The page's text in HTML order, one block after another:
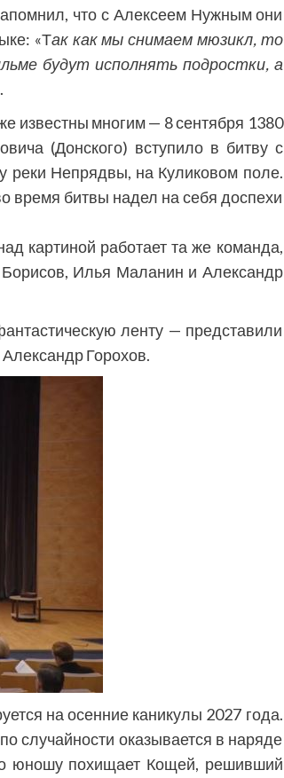
что с Алексеем Нужным они
«Так как мы снимаем мюзикл, то
будут исполнять подростки, а
известны многим — 8 сентября 1380
(Донского) вступило в битву с
реки Непрядвы, на Куликовом поле.
время битвы надел на себя доспехи
картиной работает та же команда,
Илья Маланин и Александр
ленту — представили
Горохов.
на осенние каникулы 2027 года.
случайности оказывается в наряде
юношу похищает Кощей, решивший